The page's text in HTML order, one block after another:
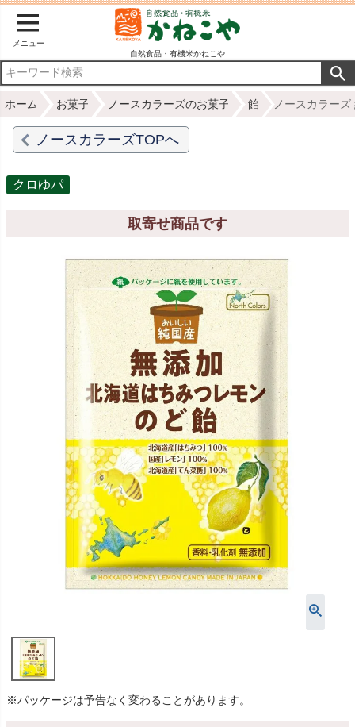
メニュー
自然食品・有機米かねこや
ホーム お菓子 ノースカラーズのお菓子 飴 ノースカラー
ノースカラーズTOPへ
クロゆパ
取寄せ商品です
※パッケージは予告なく変わることがあります。